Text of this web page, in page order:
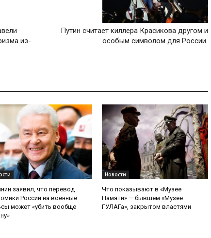
из-
Путин считает киллера Красикова другом и
особым символом для России
заявил, что перевод
России на военные
может «убить вообще
Новости
Что показывают в «Музее
Памяти» — бывшем «Музее
ГУЛАГа», закрытом властями